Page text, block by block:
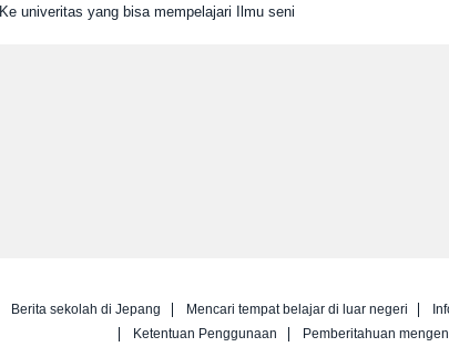
Ke univeritas yang bisa mempelajari Ilmu seni
Berita sekolah di Jepang Mencari tempat belajar di luar negeri
Ketentuan Penggunaan
Pemberitahuan